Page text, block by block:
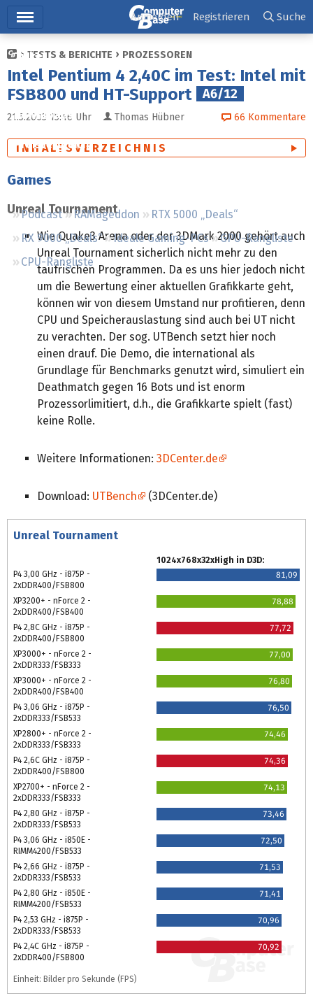
Ticker
Tests
Downloads
Preisvergleich
Forum
Podcast RAMageddon
RTX 5000 „Deals“
RX 9000 „Deals“
Ideale Gaming-PCs
GPU-Rangliste
CPU-Rangliste
Anmelden Registrieren Suche
TESTS & BERICHTE PROZESSOREN
Intel Pentium 4 2,40C im Test: Intel mit
FSB800 und HT-Support
A6/12
21.5.2003 15:46 Uhr Thomas Hübner 66 Kommentare
INHALTSVERZEICHNIS
Games
Unreal Tournament
Wie Quake3 Arena oder der 3DMark 2000 gehört auch
Unreal Tournament sicherlich nicht mehr zu den
taufrischen Programmen. Da es uns hier jedoch nicht
um die Bewertung einer aktuellen Grafikkarte geht,
können wir von diesem Umstand nur profitieren, denn
CPU und Speicherauslastung sind auch bei UT nicht
zu verachten. Der sog. UTBench setzt hier noch
einen drauf. Die Demo, die international als
Grundlage für Benchmarks genutzt wird, simuliert ein
Deathmatch gegen 16 Bots und ist enorm
Prozessorlimitiert, d.h., die Grafikkarte spielt (fast)
keine Rolle.
Weitere Informationen:3DCenter.de
Download: UTBench (3DCenter.de)
Unreal Tournament
1024x768x32xHigh in D3D:
P4 3,00 GHz - i875P -
2xDDR400/FSB800
81,09
XP3200+ - nForce 2 -
2xDDR400/FSB400
78,88
P4 2,8C GHz - i875P -
2xDDR400/FSB800
77,72
XP3000+ - nForce 2 -
2xDDR333/FSB333
77,00
XP3000+ - nForce 2 -
2xDDR400/FSB400
76,80
P4 3,06 GHz - i875P -
2xDDR333/FSB533
76,50
XP2800+ - nForce 2 -
2xDDR333/FSB333
74,46
P4 2,6C GHz - i875P -
2xDDR400/FSB800
74,36
XP2700+ - nForce 2 -
2xDDR333/FSB333
74,13
P4 2,80 GHz - i875P -
2xDDR333/FSB533
73,46
P4 3,06 GHz - i850E -
RIMM4200/FSB533
72,50
P4 2,66 GHz - i875P -
2xDDR333/FSB533
71,53
P4 2,80 GHz - i850E -
RIMM4200/FSB533
71,41
P4 2,53 GHz - i875P -
2xDDR333/FSB533
70,96
P4 2,4C GHz - i875P -
2xDDR400/FSB800
70,92
Einheit: Bilder pro Sekunde (FPS)